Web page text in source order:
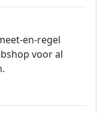
en-regel
voor al